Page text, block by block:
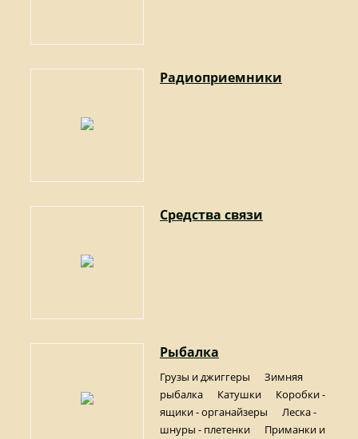
Радиоприемники
Средства связи
Рыбалка
Грузы и джиггеры
Зимняя
рыбалка
Катушки
Коробки -
ящики - органайзеры
Леска -
шнуры - плетенки
Приманки и